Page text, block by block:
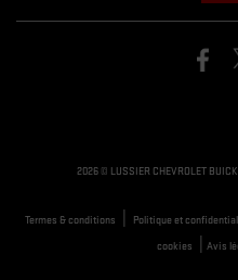
2026 © LUSSIER CHEVROLET BUICK
Termes & conditions Politique et
cookies
Avis